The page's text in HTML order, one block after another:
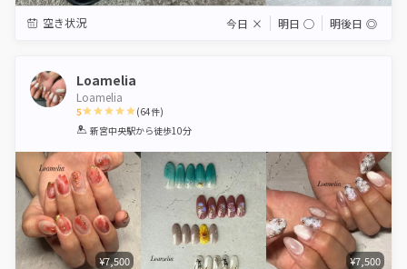
空き状況 今日 × 明日 ◯ 明後日 ◎
Loamelia
Loamelia
5
1 2 3 4 5
(64件)
新宮中央駅から徒歩10分
¥7,500 ¥7,500